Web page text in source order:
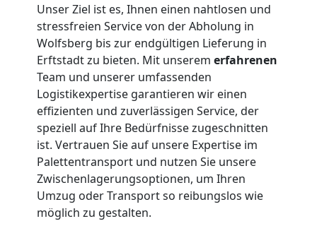
Unser Ziel ist es, Ihnen einen nahtlosen und
stressfreien Service von der Abholung in
Wolfsberg bis zur endgültigen Lieferung in
Erftstadt zu bieten. Mit unserem erfahrenen
Team und unserer umfassenden
Logistikexpertise garantieren wir einen
effizienten und zuverlässigen Service, der
speziell auf Ihre Bedürfnisse zugeschnitten
ist. Vertrauen Sie auf unsere Expertise im
Palettentransport und nutzen Sie unsere
Zwischenlagerungsoptionen, um Ihren
Umzug oder Transport so reibungslos wie
möglich zu gestalten.